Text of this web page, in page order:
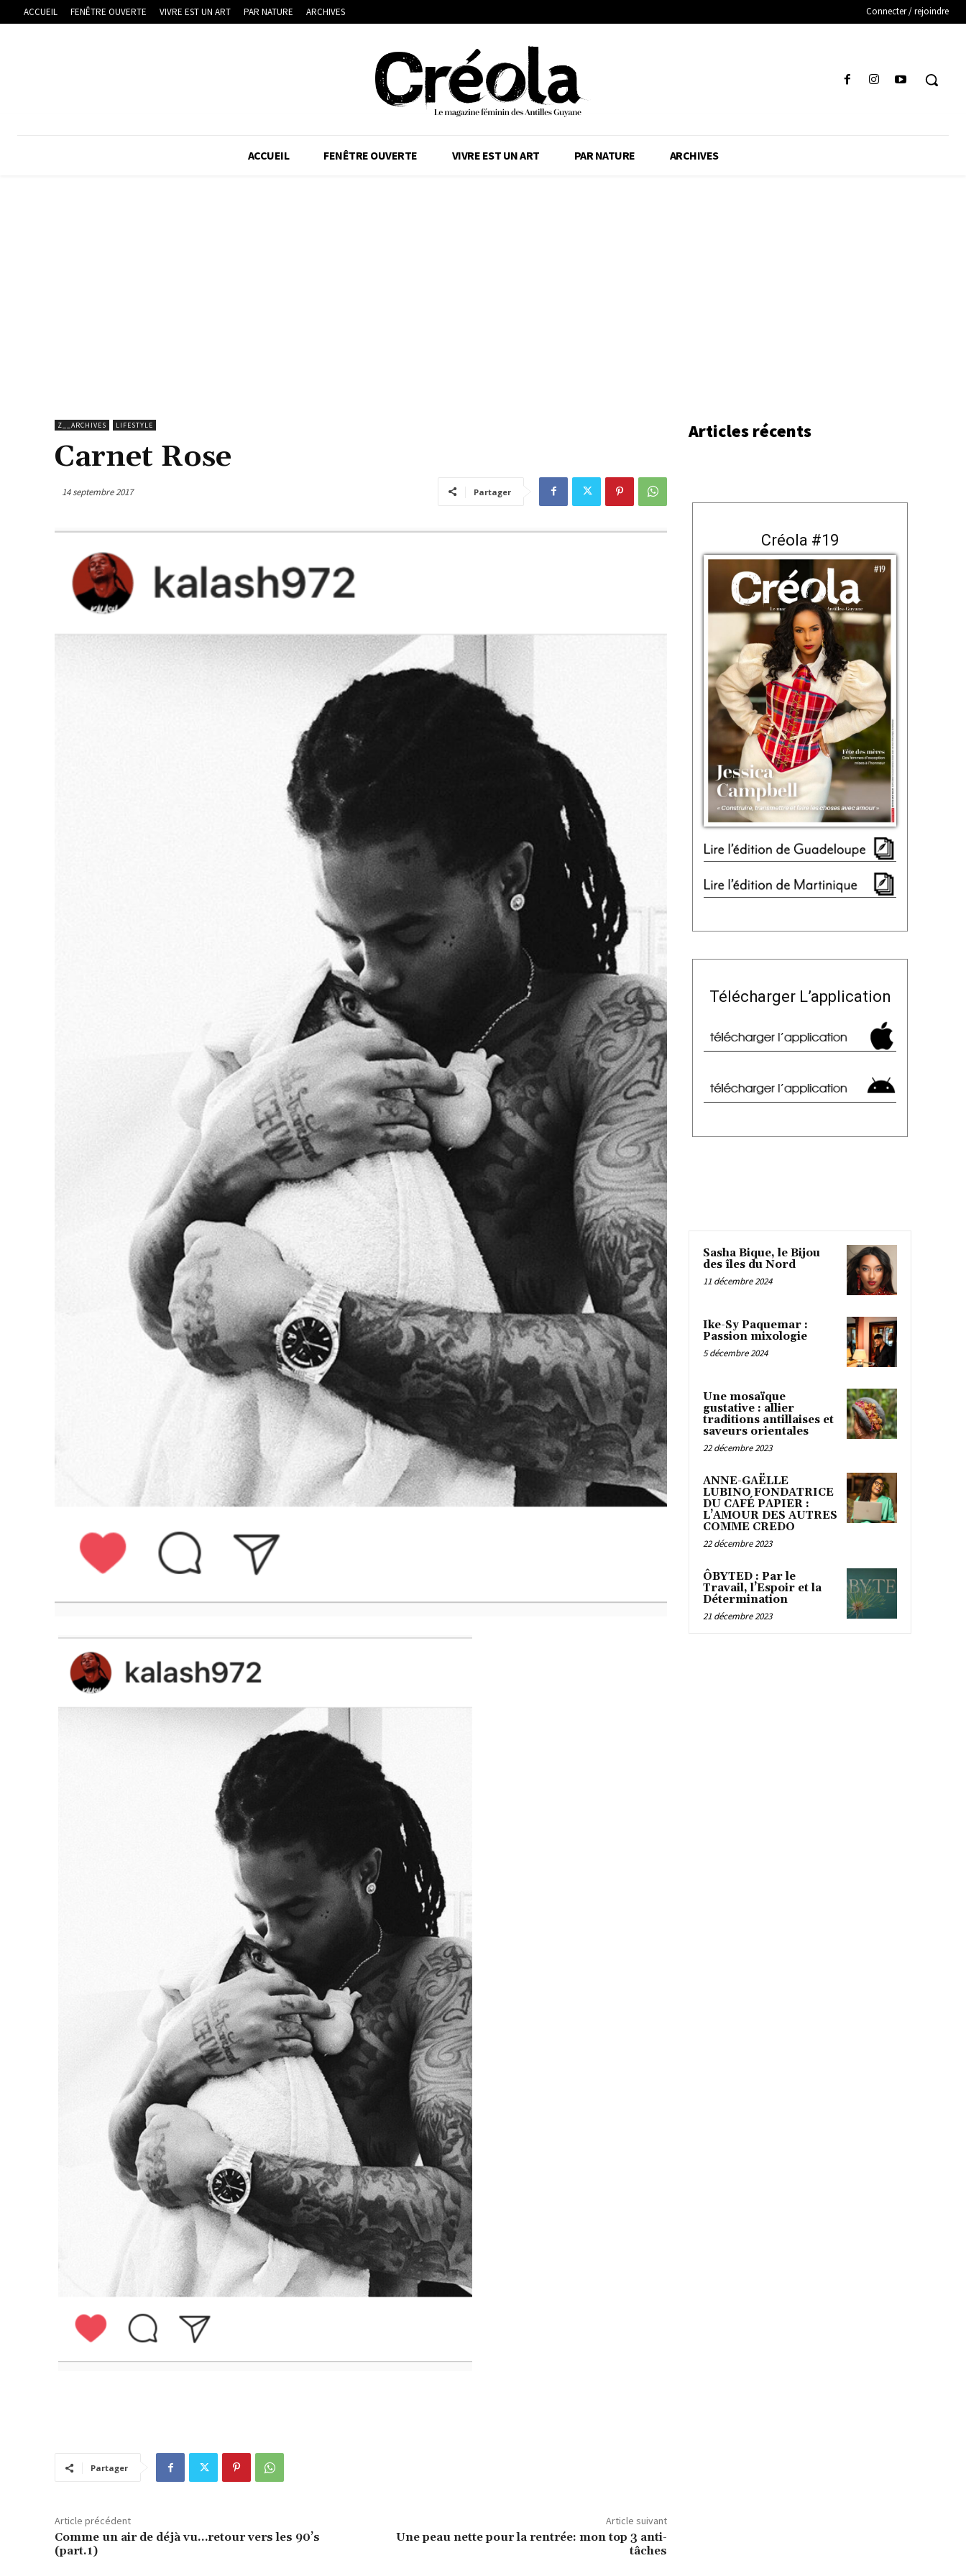
ACCUEIL FENÊTRE OUVERTE VIVRE EST UN ART PAR NATURE ARCHIVES Connecter / rejoindre
ACCUEIL FENÊTRE OUVERTE VIVRE EST UN ART PAR NATURE ARCHIVES
Z__ARCHIVES LIFESTYLE
Carnet Rose
14 septembre 2017 Partager
Partager
Article précédent
Comme un air de déjà vu…retour vers les 90’s
(part.1)
Article suivant
Une peau nette pour la rentrée: mon top 3 anti-
tâches
Articles récents
Créola #19
Télécharger L’application
Sasha Bique, le Bijou
des îles du Nord
11 décembre 2024
Ike-Sy Paquemar :
Passion mixologie
5 décembre 2024
Une mosaïque
gustative : allier
traditions antillaises et
saveurs orientales
22 décembre 2023
ANNE-GAËLLE
LUBINO FONDATRICE
DU CAFÉ PAPIER :
L’AMOUR DES AUTRES
COMME CREDO
22 décembre 2023
ÔBYTED : Par le
Travail, l’Espoir et la
Détermination
21 décembre 2023